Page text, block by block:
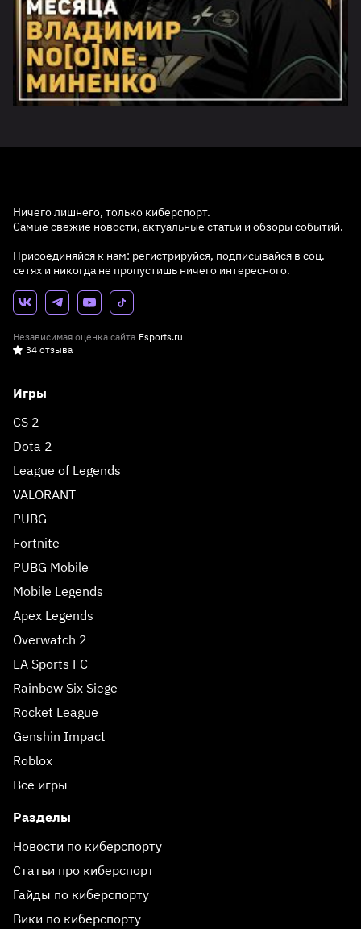
Ничего лишнего, только киберспорт.
Самые свежие новости, актуальные статьи и обзоры событий.
Присоединяйся к нам: регистрируйся, подписывайся в соц.
сетях и никогда не пропустишь ничего интересного.
Независимая оценка сайта Esports.ru
34 отзыва
Игры
CS 2
Dota 2
League of Legends
VALORANT
PUBG
Fortnite
PUBG Mobile
Mobile Legends
Apex Legends
Overwatch 2
EA Sports FC
Rainbow Six Siege
Rocket League
Genshin Impact
Roblox
Все игры
Разделы
Новости по киберспорту
Статьи про киберспорт
Гайды по киберспорту
Вики по киберспорту